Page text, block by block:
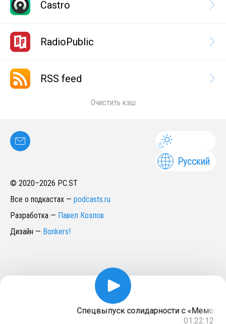
Castro
RadioPublic
RSS feed
Очистить кэш
Русский
© 2020–2026 PC.ST
Все о подкастах — podcasts.ru
Разработка — Павел Козлов
Дизайн — Bonkers!
Спецвыпуск солидарности с
01:22:12